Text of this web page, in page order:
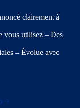
clairement à
vous utilisez – Des
– Évolue avec